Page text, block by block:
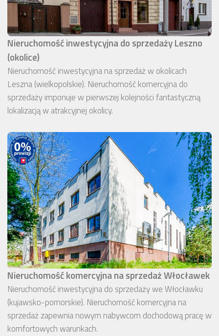
Nieruchomość inwestycyjna do sprzedaży Leszno
(okolice)
Nieruchomość inwestycyjna na sprzedaż w okolicach
Leszna (wielkopolskie). Nieruchomość komercyjna do
sprzedaży imponuje w pierwszej kolejności fantastyczną
lokalizacją w atrakcyjnej okolicy.
Nieruchomość komercyjna na sprzedaż Włocławek
Nieruchomość inwestycyjna do sprzedaży we Włocławku
(kujawsko-pomorskie). Nieruchomość komercyjna na
sprzedaż zapewnia nowym nabywcom dochodową pracę w
komfortowych warunkach.